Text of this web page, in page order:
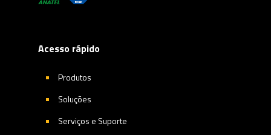
Acesso rápido
Produtos
Soluções
Serviços e Suporte